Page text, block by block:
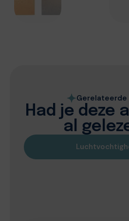
Gerelateerde
Had je deze
al